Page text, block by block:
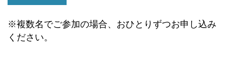
※複数名でご参加の場合、おひとりずつお申し込み
ください。